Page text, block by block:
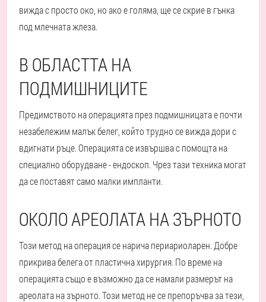
вижда с просто око, но ако е голяма, ще се скрие в гънка
под млечната жлеза.
В ОБЛАСТТА НА
ПОДМИШНИЦИТЕ
Предимството на операцията през подмишницата е почти
незабележим малък белег, който трудно се вижда дори с
вдигнати ръце. Операцията се извършва с помощта на
специално оборудване - ендоскоп. Чрез тази техника могат
да се поставят само малки импланти.
ОКОЛО АРЕОЛАТА НА ЗЪРНОТО
Този метод на операция се нарича периариоларен. Добре
прикрива белега от пластична хирургия. По време на
операцията също е възможно да се намали размерът на
ареолата на зърното. Този метод не се препоръчва за тези,